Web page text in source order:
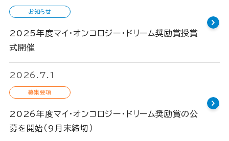
お知らせ
2025年度マイ・オンコロジー・ドリーム奨励賞授賞
式開催
2026.7.1
募集要項
2026年度マイ・オンコロジー・ドリーム奨励賞の公
募を開始（9月末締切）